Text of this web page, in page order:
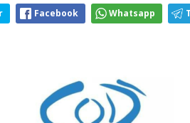
Facebook Whatsapp